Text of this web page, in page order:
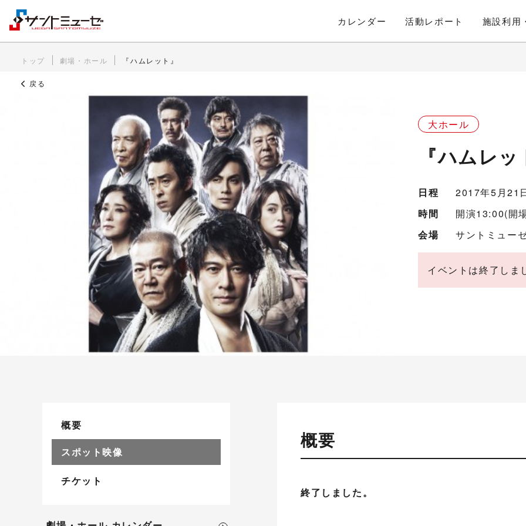
カレンダー 活動レポート 施設利用
トップ 劇場・ホール 『ハムレット』
戻る
大ホール
『ハムレ
日程
2017年5月21
時間
開演13:00(開
会場
サントミュー
イベントは終了しま
概要
スポット映像
チケット
概要
終了しました。